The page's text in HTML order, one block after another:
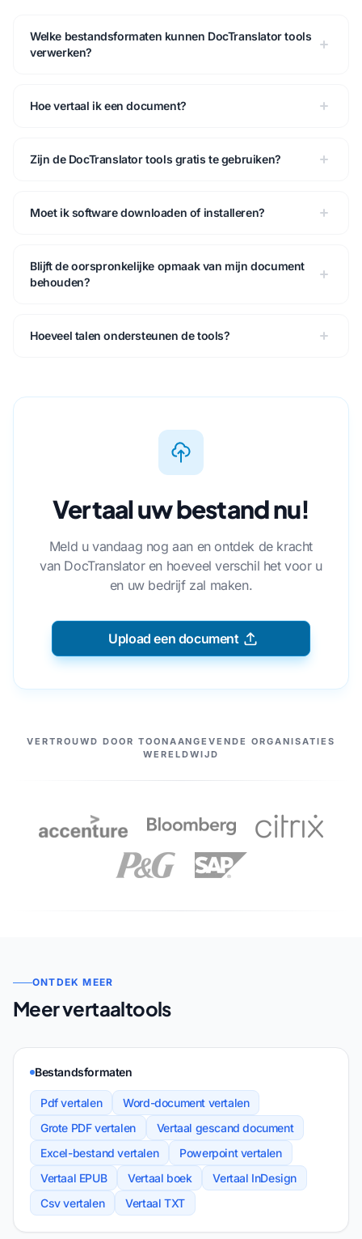
Welke bestandsformaten kunnen DocTranslator tools
verwerken?
Hoe vertaal ik een document?
Zijn de DocTranslator tools gratis te gebruiken?
Moet ik software downloaden of installeren?
Blijft de oorspronkelijke opmaak van mijn document
behouden?
Hoeveel talen ondersteunen de tools?
Vertaal uw bestand nu!
Meld u vandaag nog aan en ontdek de kracht
van DocTranslator en hoeveel verschil het voor u
en uw bedrijf zal maken.
Upload een document
ONZE PARTNERS
VERTROUWD DOOR TOONAANGEVENDE ORGANISATIES
WERELDWIJD
ONTDEK MEER
Meer vertaaltools
Bestandsformaten
Pdf vertalen
Word-document vertalen
Grote PDF vertalen
Vertaal gescand document
Excel-bestand vertalen
Powerpoint vertalen
Vertaal EPUB
Vertaal boek
Vertaal InDesign
Csv vertalen
Vertaal TXT